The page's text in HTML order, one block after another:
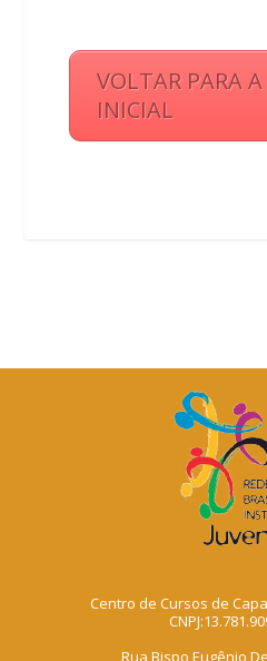
VOLTAR PARA
INICIAL
Centro de Cursos de
Rua Bispo Eugênio